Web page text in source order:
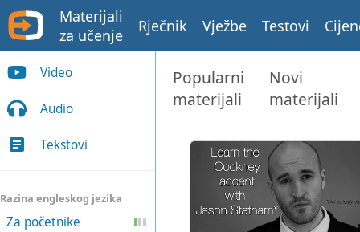
Materijali
za učenje
Rječnik Vježbe Testovi
Video
Audio
Tekstovi
Razina engleskog jezika
Za početnike
Popularni
materijali
Novi
materijali